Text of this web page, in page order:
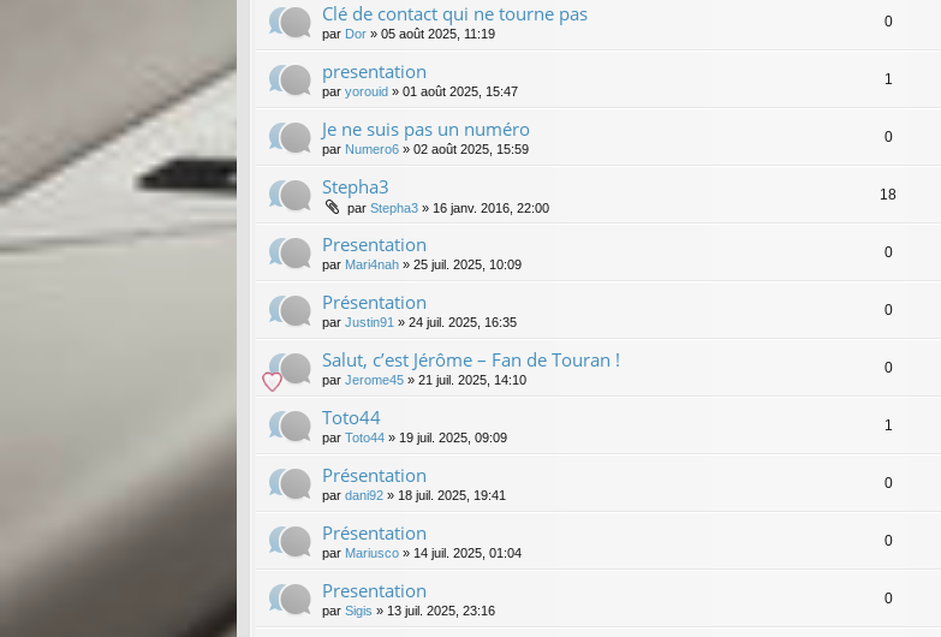
Clé de contact qui ne tourne pas
par Dor » 05 août 2025, 11:19
0
presentation
par yorouid » 01 août 2025, 15:47
1
Je ne suis pas un numéro
par Numero6 » 02 août 2025, 15:59
0
Stepha3
par Stepha3 » 16 janv. 2016, 22:00
18
Presentation
par Mari4nah » 25 juil. 2025, 10:09
0
Présentation
par Justin91 » 24 juil. 2025, 16:35
0
Salut, c’est Jérôme – Fan de Touran !
par Jerome45 » 21 juil. 2025, 14:10
0
Toto44
par Toto44 » 19 juil. 2025, 09:09
1
Présentation
par dani92 » 18 juil. 2025, 19:41
0
Présentation
par Mariusco » 14 juil. 2025, 01:04
0
Presentation
par Sigis » 13 juil. 2025, 23:16
0